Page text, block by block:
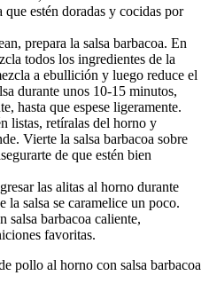
estén doradas y cocidas por
prepara la salsa barbacoa. En
todos los ingredientes de la
a ebullición y luego reduce el
durante unos 10-15 minutos,
hasta que espese ligeramente.
listas, retíralas del horno y
Vierte la salsa barbacoa sobre
de que estén bien
las alitas al horno durante
la salsa se caramelice un poco.
salsa barbacoa caliente,
favoritas.
pollo al horno con salsa barbacoa